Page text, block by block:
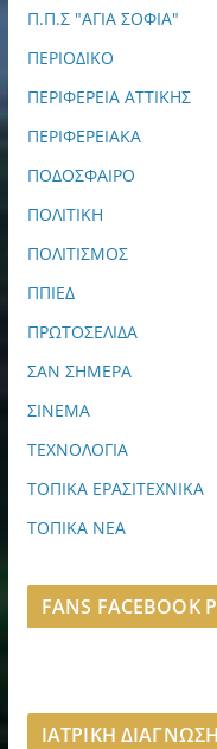
Π.Π.Σ "ΑΓΙΑ ΣΟΦΙΑ"
ΠΕΡΙΟΔΙΚΟ
ΠΕΡΙΦΕΡΕΙΑ ΑΤΤΙΚΗΣ
ΠΕΡΙΦΕΡΕΙΑΚΑ
ΠΟΔΟΣΦΑΙΡΟ
ΠΟΛΙΤΙΚΗ
ΠΟΛΙΤΙΣΜΟΣ
ΠΠΙΕΔ
ΠΡΩΤΟΣΕΛΙΔΑ
ΣΑΝ ΣΗΜΕΡΑ
ΣΙΝΕΜΑ
ΤΕΧΝΟΛΟΓΙΑ
ΤΟΠΙΚΑ ΕΡΑΣΙΤΕΧΝΙΚΑ
ΤΟΠΙΚΑ ΝΕΑ
FANS FACEBOOK
ΙΑΤΡΙΚΗ ΔΙΑΓΝΩΣΗ